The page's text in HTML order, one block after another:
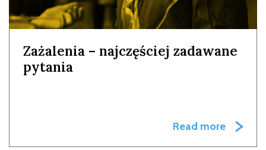
Zażalenia – najczęściej zadawane
pytania
Read more